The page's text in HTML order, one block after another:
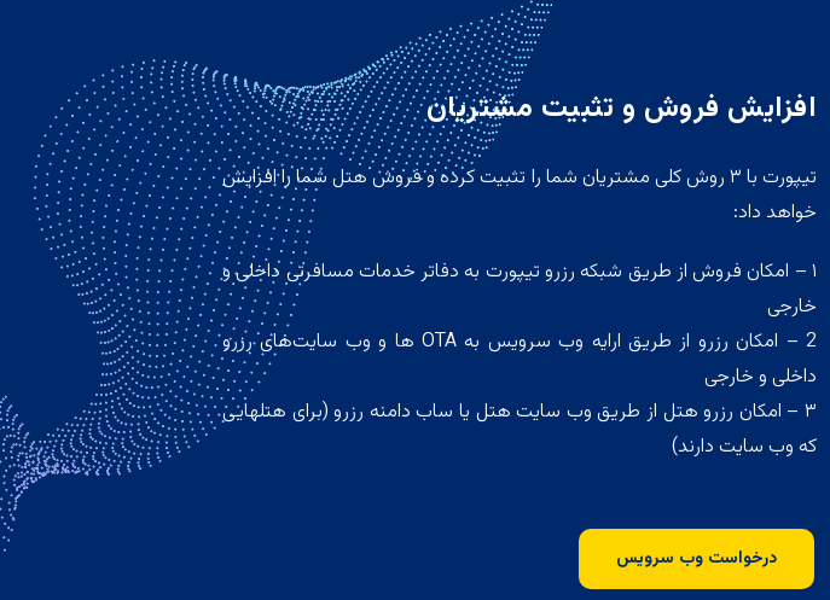
افزایش فروش و تثبیت مشتریان
تیپورت با ۳ روش کلی مشتریان شما را تثبیت کرده و فروش هتل شما را افزایش
خواهد داد:
۱ – امکان فروش از طریق شبکه رزرو تیپورت به دفاتر خدمات مسافرتی داخلی و
خارجی
2 – امکان رزرو از طریق ارایه وب سرویس به OTA ها و وب سایت‌های رزرو
داخلی و خارجی
۳ – امکان رزرو هتل از طریق وب سایت هتل یا ساب دامنه‌ رزرو (برای هتلهایی
که وب سایت دارند)
درخواست وب سرویس